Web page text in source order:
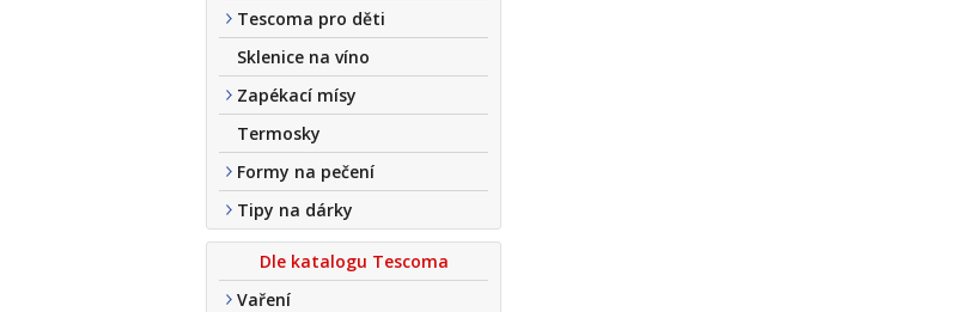
Tescoma pro děti
Sklenice na víno
Zapékací mísy
Termosky
Formy na pečení
Tipy na dárky
Dle katalogu Tescoma
Vaření